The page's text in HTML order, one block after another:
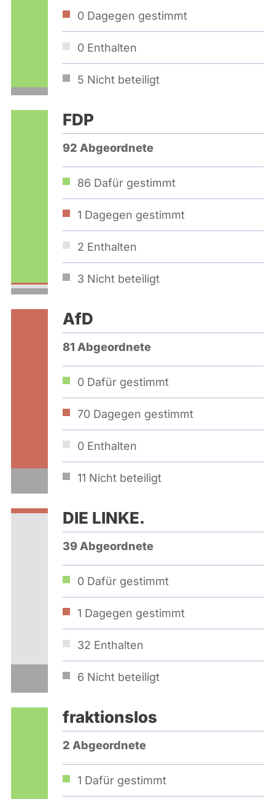
0 Dagegen gestimmt
0 Enthalten
5 Nicht beteiligt
FDP
92 Abgeordnete
86 Dafür gestimmt
1 Dagegen gestimmt
2 Enthalten
3 Nicht beteiligt
AfD
81 Abgeordnete
0 Dafür gestimmt
70 Dagegen gestimmt
0 Enthalten
11 Nicht beteiligt
DIE LINKE.
39 Abgeordnete
0 Dafür gestimmt
1 Dagegen gestimmt
32 Enthalten
6 Nicht beteiligt
fraktionslos
2 Abgeordnete
1 Dafür gestimmt